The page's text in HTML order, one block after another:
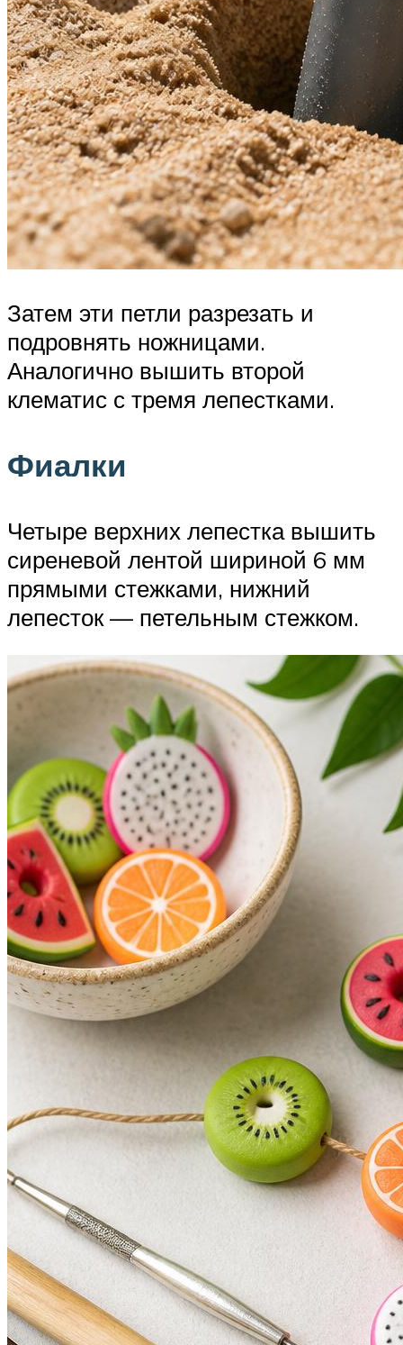
Затем эти петли разрезать и
подровнять ножницами.
Аналогично вышить второй
клематис с тремя лепестками.
Фиалки
Четыре верхних лепестка вышить
сиреневой лентой шириной 6 мм
прямыми стежками, нижний
лепесток — петельным стежком.